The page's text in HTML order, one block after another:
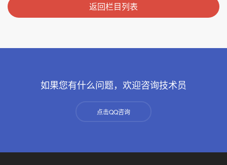
返回栏目列表
如果您有什么问题，欢迎咨询技术员
点击QQ咨询